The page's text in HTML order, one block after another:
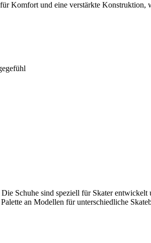
Komfort und eine verstärkte Konstruktion,
Schuhe sind speziell für Skater
an Modellen für unterschiedliche